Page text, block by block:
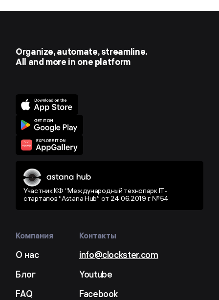
Organize, automate, streamline.
All and more in one platform
Участник КФ “Международный технопарк IT-
стартапов “Astana Hub” от 24.06.2019 г. №54
Компания
О нас
Блог
FAQ
Контакты
info@clockster.com
Youtube
Facebook